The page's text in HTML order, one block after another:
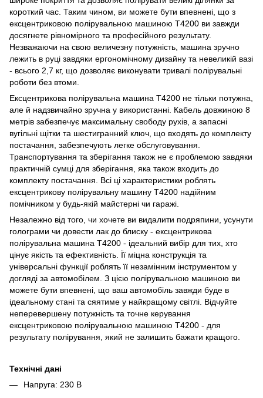
короткий час. Таким чином, ви можете бути впевнені, що з
ексцентриковою полірувальною машиною T4200 ви завжди
досягнете рівномірного та професійного результату.
Незважаючи на свою величезну потужність, машина зручно
лежить в руці завдяки ергономічному дизайну та невеликій вазі
- всього 2,7 кг, що дозволяє виконувати тривалі полірувальні
роботи без втоми.
Ексцентрикова полірувальна машина T4200 не тільки потужна,
але й надзвичайно зручна у використанні. Кабель довжиною 8
метрів забезпечує максимальну свободу рухів, а запасні
вугільні щітки та шестигранний ключ, що входять до комплекту
постачання, забезпечують легке обслуговування.
Транспортування та зберігання також не є проблемою завдяки
практичній сумці для зберігання, яка також входить до
комплекту постачання. Всі ці характеристики роблять
ексцентрикову полірувальну машину T4200 надійним
помічником у будь-якій майстерні чи гаражі.
Незалежно від того, чи хочете ви видалити подряпини, усунути
голограми чи довести лак до блиску - ексцентрикова
полірувальна машина T4200 - ідеальний вибір для тих, хто
цінує якість та ефективність. Її міцна конструкція та
універсальні функції роблять її незамінним інструментом у
догляді за автомобілем. З цією полірувальною машиною ви
можете бути впевнені, що ваш автомобіль завжди буде в
ідеальному стані та сяятиме у найкращому світлі. Відчуйте
неперевершену потужність та точне керування
ексцентриковою полірувальною машиною T4200 - для
результату полірування, який не залишить бажати кращого.
Технічні дані
Напруга: 230 В